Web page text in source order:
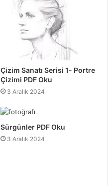
Çizim Sanatı Serisi 1- Portre
Çizimi PDF Oku
3 Aralık 2024
Sürgünler PDF Oku
3 Aralık 2024